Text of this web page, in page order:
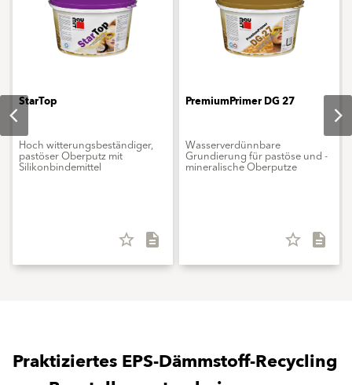
StarTop
Hoch witterungsbeständiger,
pastöser Oberputz mit
Silikonbindemittel
star_border description
PremiumPrimer DG 27
Wasserverdünnbare
Grundierung für pastöse und ­
mineralische Oberputze
star_border description
Praktiziertes EPS-Dämmstoff-Recycling